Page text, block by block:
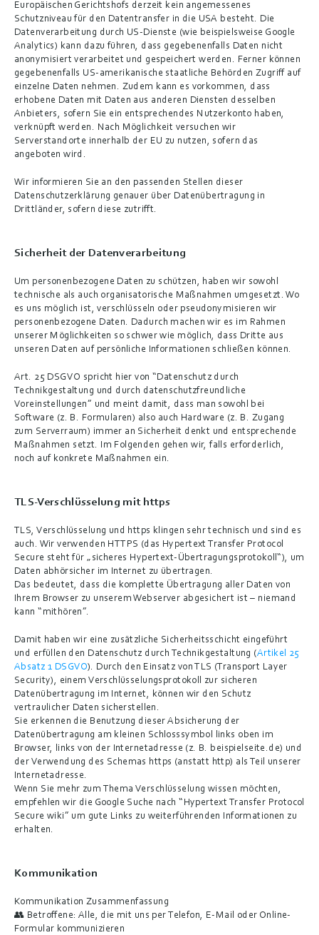
Europäischen Gerichtshofs derzeit kein angemessenes
Schutzniveau für den Datentransfer in die USA besteht. Die
Datenverarbeitung durch US-Dienste (wie beispielsweise Google
Analytics) kann dazu führen, dass gegebenenfalls Daten nicht
anonymisiert verarbeitet und gespeichert werden. Ferner können
gegebenenfalls US-amerikanische staatliche Behörden Zugriff auf
einzelne Daten nehmen. Zudem kann es vorkommen, dass
erhobene Daten mit Daten aus anderen Diensten desselben
Anbieters, sofern Sie ein entsprechendes Nutzerkonto haben,
verknüpft werden. Nach Möglichkeit versuchen wir
Serverstandorte innerhalb der EU zu nutzen, sofern das
angeboten wird.
Wir informieren Sie an den passenden Stellen dieser
Datenschutzerklärung genauer über Datenübertragung in
Drittländer, sofern diese zutrifft.
Sicherheit der Datenverarbeitung
Um personenbezogene Daten zu schützen, haben wir sowohl
technische als auch organisatorische Maßnahmen umgesetzt. Wo
es uns möglich ist, verschlüsseln oder pseudonymisieren wir
personenbezogene Daten. Dadurch machen wir es im Rahmen
unserer Möglichkeiten so schwer wie möglich, dass Dritte aus
unseren Daten auf persönliche Informationen schließen können.
Art. 25 DSGVO spricht hier von “Datenschutz durch
Technikgestaltung und durch datenschutzfreundliche
Voreinstellungen” und meint damit, dass man sowohl bei
Software (z. B. Formularen) also auch Hardware (z. B. Zugang
zum Serverraum) immer an Sicherheit denkt und entsprechende
Maßnahmen setzt. Im Folgenden gehen wir, falls erforderlich,
noch auf konkrete Maßnahmen ein.
TLS-Verschlüsselung mit https
TLS, Verschlüsselung und https klingen sehr technisch und sind es
auch. Wir verwenden HTTPS (das Hypertext Transfer Protocol
Secure steht für „sicheres Hypertext-Übertragungsprotokoll“), um
Daten abhörsicher im Internet zu übertragen.
Das bedeutet, dass die komplette Übertragung aller Daten von
Ihrem Browser zu unserem Webserver abgesichert ist – niemand
kann “mithören”.
Damit haben wir eine zusätzliche Sicherheitsschicht eingeführt
und erfüllen den Datenschutz durch Technikgestaltung (Artikel 25
Absatz 1 DSGVO). Durch den Einsatz von TLS (Transport Layer
Security), einem Verschlüsselungsprotokoll zur sicheren
Datenübertragung im Internet, können wir den Schutz
vertraulicher Daten sicherstellen.
Sie erkennen die Benutzung dieser Absicherung der
Datenübertragung am kleinen Schlosssymbol links oben im
Browser, links von der Internetadresse (z. B. beispielseite.de) und
der Verwendung des Schemas https (anstatt http) als Teil unserer
Internetadresse.
Wenn Sie mehr zum Thema Verschlüsselung wissen möchten,
empfehlen wir die Google Suche nach “Hypertext Transfer Protocol
Secure wiki” um gute Links zu weiterführenden Informationen zu
erhalten.
Kommunikation
Kommunikation Zusammenfassung
👥 Betroffene: Alle, die mit uns per Telefon, E-Mail oder Online-
Formular kommunizieren